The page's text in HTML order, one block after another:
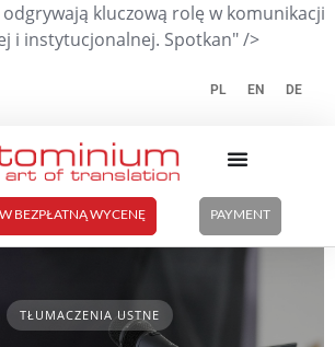
odgrywają kluczową rolę w komunikacji
i instytucjonalnej. Spotkan" />
PL EN DE
BEZPŁATNĄ WYCENĘ PAYMENT
TŁUMACZENIA USTNE